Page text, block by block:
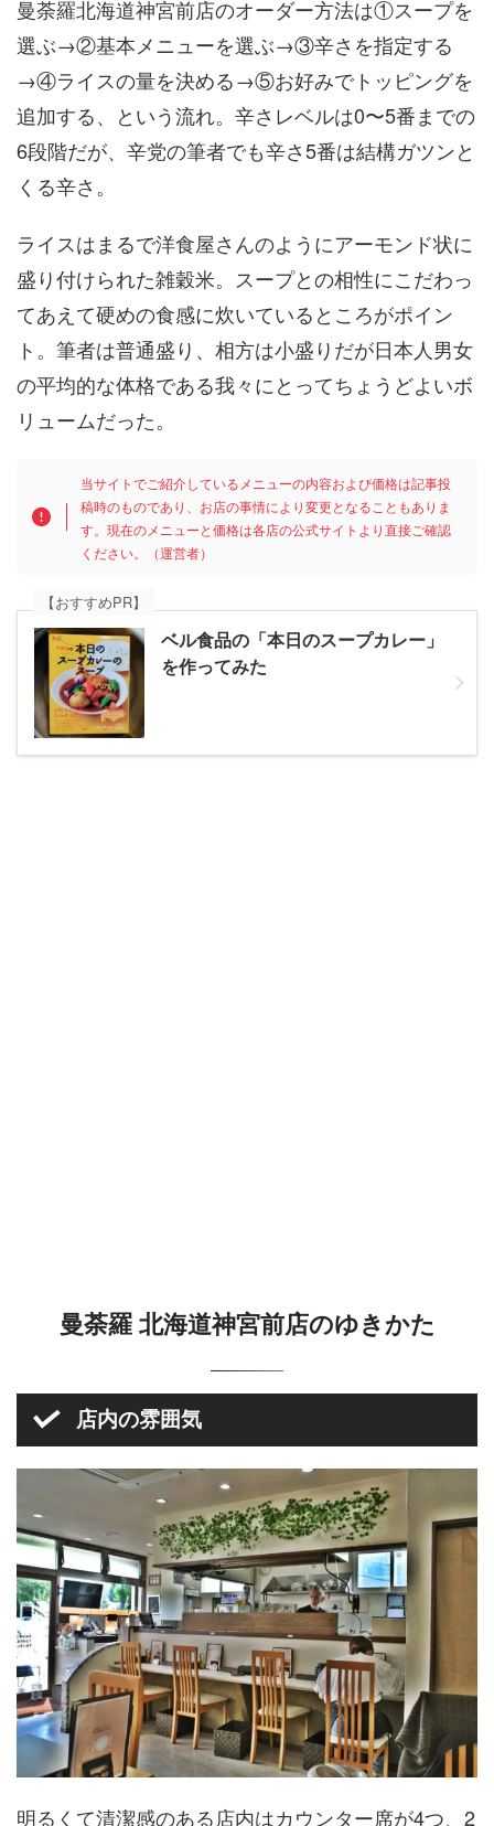
曼荼羅北海道神宮前店のオーダー方法は①スープを
選ぶ→②基本メニューを選ぶ→③辛さを指定する
→④ライスの量を決める→⑤お好みでトッピングを
追加する、という流れ。辛さレベルは0〜5番までの
6段階だが、辛党の筆者でも辛さ5番は結構ガツンと
くる辛さ。
ライスはまるで洋食屋さんのようにアーモンド状に
盛り付けられた雑穀米。スープとの相性にこだわっ
てあえて硬めの食感に炊いているところがポイン
ト。筆者は普通盛り、相方は小盛りだが日本人男女
の平均的な体格である我々にとってちょうどよいボ
リュームだった。
当サイトでご紹介しているメニューの内容および価格は記事投
稿時のものであり、お店の事情により変更となることもありま
す。現在のメニューと価格は各店の公式サイトより直接ご確認
ください。（運営者）
ベル食品の「本日のスープカレー」
を作ってみた
【おすすめPR】
曼荼羅 北海道神宮前店のゆきかた
店内の雰囲気
明るくて清潔感のある店内はカウンター席が4つ、2